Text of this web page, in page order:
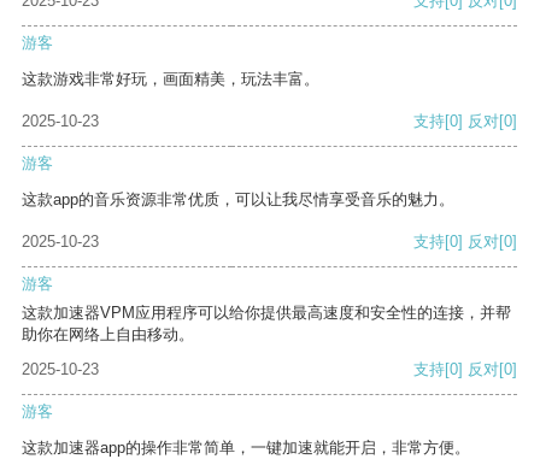
游客
这款游戏非常好玩，画面精美，玩法丰富。
2025-10-23 支持[0] 反对[0]
游客
这款app的音乐资源非常优质，可以让我尽情享受音乐的魅力。
2025-10-23 支持[0] 反对[0]
游客
这款加速器VPM应用程序可以给你提供最高速度和安全性的连接，并帮
助你在网络上自由移动。
2025-10-23
支持[0] 反对[0]
游客
这款加速器app的操作非常简单，一键加速就能开启，非常方便。